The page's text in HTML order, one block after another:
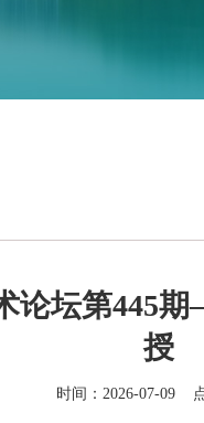
论坛第445
授
时间：2026-07-09